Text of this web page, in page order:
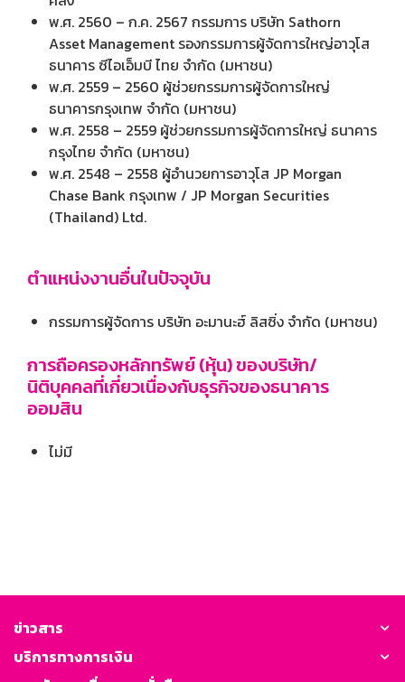
พ.ศ. 2560 – ก.ค. 2567 กรรมการ บริษัท Sathorn
Asset Management รองกรรมการผู้จัดการใหญ่อาวุโส
ธนาคาร ซีไอเอ็มบี ไทย จำกัด (มหาชน)
พ.ศ. 2559 – 2560 ผู้ช่วยกรรมการผู้จัดการใหญ่
ธนาคารกรุงเทพ จำกัด (มหาชน)
พ.ศ. 2558 – 2559 ผู้ช่วยกรรมการผู้จัดการใหญ่ ธนาคาร
กรุงไทย จำกัด (มหาชน)
พ.ศ. 2548 – 2558 ผู้อำนวยการอาวุโส JP Morgan
Chase Bank กรุงเทพ / JP Morgan Securities
(Thailand) Ltd.
ตำแหน่งงานอื่นในปัจจุบัน
กรรมการผู้จัดการ บริษัท อะมานะฮ์ ลิสซิ่ง จำกัด (มหาชน)
การถือครองหลักทรัพย์ (หุ้น) ของบริษัท/
นิติบุคคลที่เกี่ยวเนื่องกับธุรกิจของธนาคาร
ออมสิน
ไม่มี
ข่าวสาร
บริการทางการเงิน